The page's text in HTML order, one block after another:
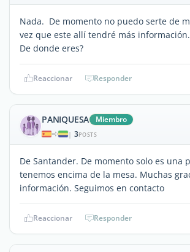
Nada. De momento no puedo serte de
vez que este allí tendré más información.
De donde eres?
Reaccionar Responder
PANIQUESA Miembro
| 3POSTS
De Santander. De momento solo es una
tenemos encima de la mesa. Muchas
información. Seguimos en contacto
Reaccionar Responder